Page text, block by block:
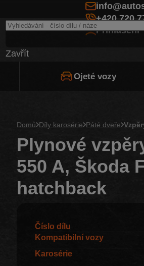
+420 720
Přihlášení
Ojeté vozy
Zavřít
Domů Díly karosérie Páté dveře
Plynové
550 A, Škoda
hatchback
Číslo dílu
Kompatibilní vozy
Karosérie